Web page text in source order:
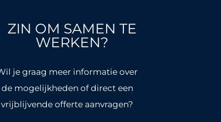
ZIN OM SAMEN TE
WERKEN?
je graag meer informatie over
de mogelijkheden of direct een
vrijblijvende offerte aanvragen?